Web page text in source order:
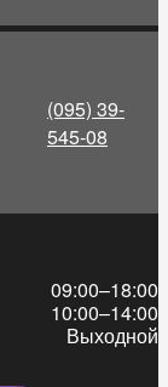
(095) 39-
545-08
09:00–18:00
10:00–14:00
Выходной